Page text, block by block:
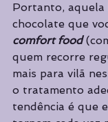
Portanto, aquela
chocolate que
comfort food
quem recorre
mais para vilã
o tratamento
tendência é que